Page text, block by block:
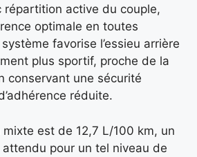
répartition active du couple,
optimale en toutes
favorise l’essieu arrière
plus sportif, proche de la
conservant une sécurité
réduite.
est de 12,7 L/100 km, un
pour un tel niveau de